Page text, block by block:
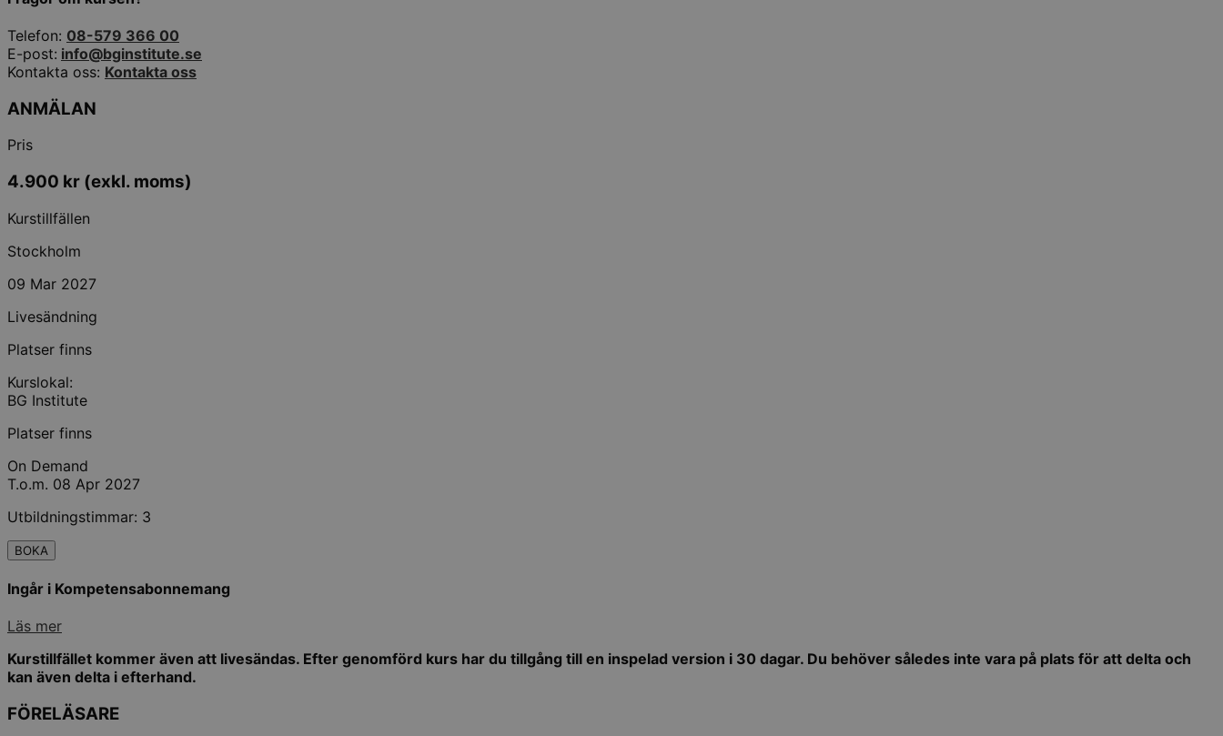
Telefon: 08-579 366 00
E-post: info@bginstitute.se
Kontakta oss: Kontakta oss
ANMÄLAN
Pris
4.900 kr (exkl. moms)
Kurstillfällen
Stockholm
09 Mar 2027
Livesändning
Platser finns
Kurslokal:
BG Institute
Platser finns
On Demand
T.o.m. 08 Apr 2027
Utbildningstimmar: 3
BOKA
Ingår i Kompetensabonnemang
Läs mer
Kurstillfället kommer även att livesändas. Efter genomförd kurs har du tillgång till en inspelad version i 30 dagar. Du behöver således inte vara på plats för att delta och
kan även delta i efterhand.
FÖRELÄSARE